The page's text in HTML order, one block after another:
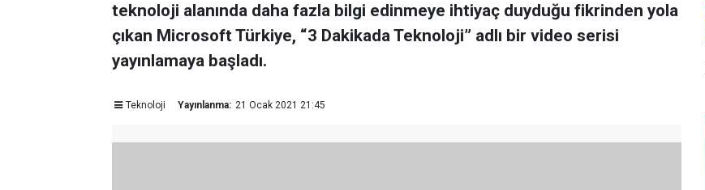
teknoloji alanında daha fazla bilgi edinmeye ihtiyaç duyduğu fikrinden yola
çıkan Microsoft Türkiye, “3 Dakikada Teknoloji” adlı bir video serisi
yayınlamaya başladı.
Teknoloji Yayınlanma: 21 Ocak 2021 21:45